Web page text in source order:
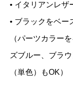
• イタリアンレザ
• ブラックをベー
（パーツカラー
ズブルー、ブラ
（単色）もOK）